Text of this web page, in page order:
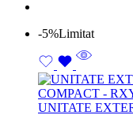
-5%Limitat
UNITATE